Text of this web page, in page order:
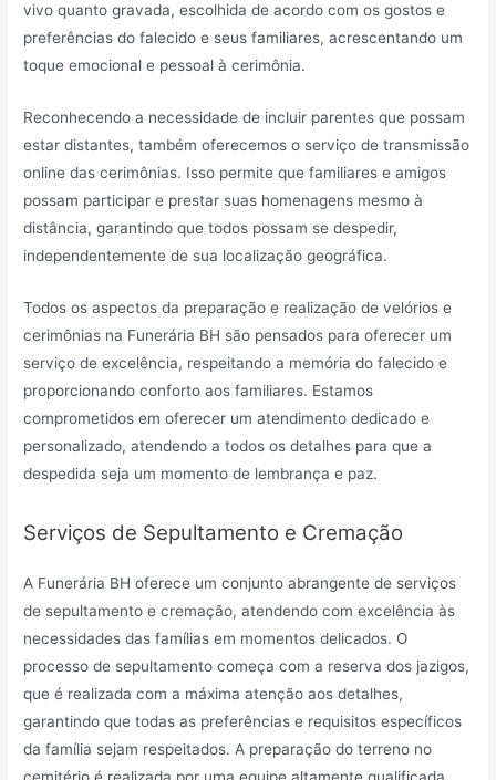
vivo quanto gravada, escolhida de acordo com os gostos e
preferências do falecido e seus familiares, acrescentando um
toque emocional e pessoal à cerimônia.
Reconhecendo a necessidade de incluir parentes que possam
estar distantes, também oferecemos o serviço de transmissão
online das cerimônias. Isso permite que familiares e amigos
possam participar e prestar suas homenagens mesmo à
distância, garantindo que todos possam se despedir,
independentemente de sua localização geográfica.
Todos os aspectos da preparação e realização de velórios e
cerimônias na Funerária BH são pensados para oferecer um
serviço de excelência, respeitando a memória do falecido e
proporcionando conforto aos familiares. Estamos
comprometidos em oferecer um atendimento dedicado e
personalizado, atendendo a todos os detalhes para que a
despedida seja um momento de lembrança e paz.
Serviços de Sepultamento e Cremação
A Funerária BH oferece um conjunto abrangente de serviços
de sepultamento e cremação, atendendo com excelência às
necessidades das famílias em momentos delicados. O
processo de sepultamento começa com a reserva dos jazigos,
que é realizada com a máxima atenção aos detalhes,
garantindo que todas as preferências e requisitos específicos
da família sejam respeitados. A preparação do terreno no
cemitério é realizada por uma equipe altamente qualificada,